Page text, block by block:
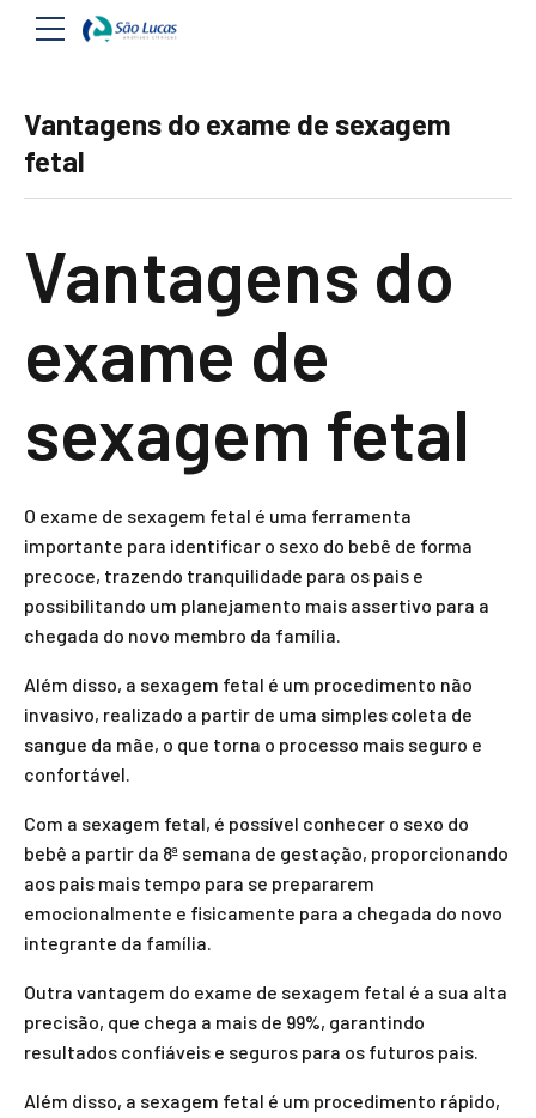
Vantagens do exame de sexagem
fetal
Vantagens do
exame de
sexagem fetal
O exame de sexagem fetal é uma ferramenta
importante para identificar o sexo do bebê de forma
precoce, trazendo tranquilidade para os pais e
possibilitando um planejamento mais assertivo para a
chegada do novo membro da família.
Além disso, a sexagem fetal é um procedimento não
invasivo, realizado a partir de uma simples coleta de
sangue da mãe, o que torna o processo mais seguro e
confortável.
Com a sexagem fetal, é possível conhecer o sexo do
bebê a partir da 8ª semana de gestação, proporcionando
aos pais mais tempo para se prepararem
emocionalmente e fisicamente para a chegada do novo
integrante da família.
Outra vantagem do exame de sexagem fetal é a sua alta
precisão, que chega a mais de 99%, garantindo
resultados confiáveis e seguros para os futuros pais.
Além disso, a sexagem fetal é um procedimento rápido,